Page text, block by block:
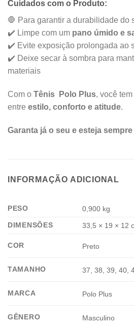
Cuidados com o Produto:
🛑 Para garantir a durabilidade do
✔️ Limpe com um pano úmido e
✔️ Evite exposição prolongada ao
✔️ Deixe secar à sombra para
materiais
Com o Tênis Polo Plus, você
entre estilo, conforto e atitude.
Garanta já o seu e esteja
INFORMAÇÃO ADICIONAL
PESO
0,900 kg
DIMENSÕES
33,5 × 19 × 12
COR Preto
TAMANHO 37, 38, 39, 40,
MARCA Polo Plus
GÊNERO Masculino